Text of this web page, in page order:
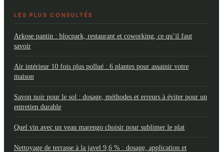
LES PLUS CONSULTÉS
Arkose pantin : blocpark, restaurant et coworking, ce qu’il faut
savoir
Air intérieur 10 fois plus pollué : 6 plantes pour assainir votre
maison
Savon noir pour le sol : dosage, méthodes et erreurs à éviter pour un
entretien durable
Quel vin avec un veau marengo choisir pour sublimer le plat
Nettoyage de terrasse à la javel 9,6 % : dosage, application et